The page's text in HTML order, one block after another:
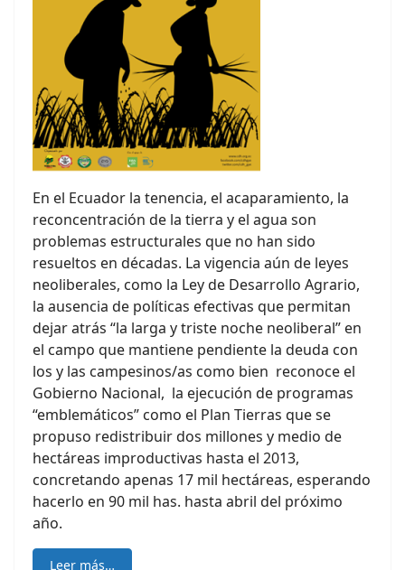
En el Ecuador la tenencia, el acaparamiento, la
reconcentración de la tierra y el agua son
problemas estructurales que no han sido
resueltos en décadas. La vigencia aún de leyes
neoliberales, como la Ley de Desarrollo Agrario,
la ausencia de políticas efectivas que permitan
dejar atrás “la larga y triste noche neoliberal” en
el campo que mantiene pendiente la deuda con
los y las campesinos/as como bien reconoce el
Gobierno Nacional, la ejecución de programas
“emblemáticos” como el Plan Tierras que se
propuso redistribuir dos millones y medio de
hectáreas improductivas hasta el 2013,
concretando apenas 17 mil hectáreas, esperando
hacerlo en 90 mil has. hasta abril del próximo
año.
Leer más…